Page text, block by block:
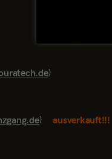
)
)ausverkauft!!!